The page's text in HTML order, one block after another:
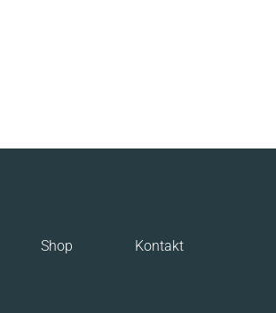
Shop Kontakt